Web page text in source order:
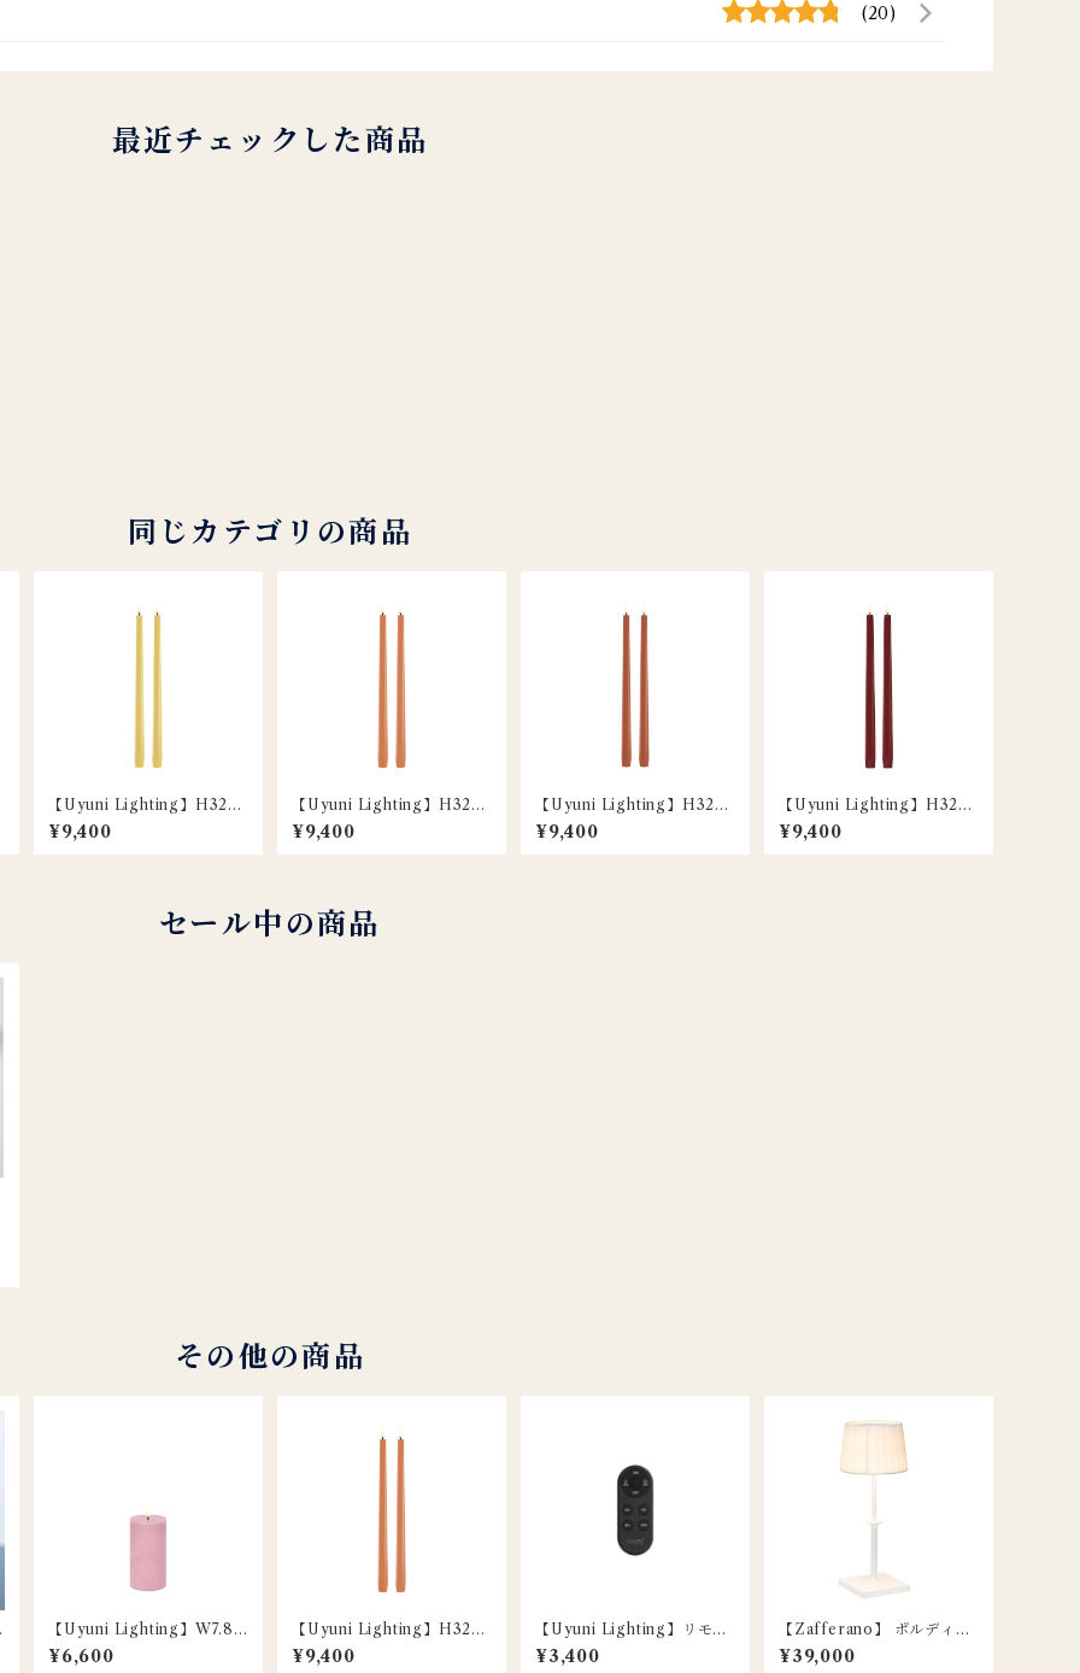
(20)
最近チェックした商品
同じカテゴリの商品
【Uyuni Lighting】H32c
m / LEDスリムテーパーキ
ャンドル / ハニーイエロー /
¥9,400
【Uyuni Lighting】H32c
m / LEDスリムテーパーキ
ャンドル / アプリコット / 2
¥9,400
【Uyuni Lighting】H32c
m / LEDスリムテーパーキ
ャンドル / テラコッタ / 2本
¥9,400
【Uyuni Lighting】H32c
m / LEDスリムテーパーキ
ャンドル / レッド / 2本セッ
¥9,400
セール中の商品
その他の商品
【Uyuni Lighting】W7.8×
H15.2cm / LEDピラーキャ
ンドル / ダスティローズ
¥6,600
【Uyuni Lighting】H32c
m / LEDスリムテーパーキ
ャンドル / アプリコット / 2
¥9,400
【Uyuni Lighting】リモコ
ン / オーバル ブラック / LE
Dキャンドル用
¥3,400
【Zafferano】 ポルディー
ナ クラシック テーブルラン
プ / ホワイト / Poldina Cla
¥39,000